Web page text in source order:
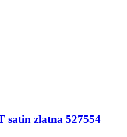
satin zlatna 527554